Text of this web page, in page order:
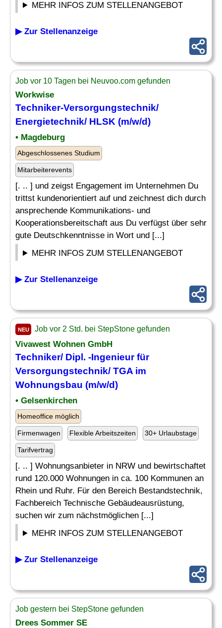
MEHR INFOS ZUM STELLENANGEBOT
▶ Zur Stellenanzeige
Job vor 10 Tagen bei Neuvoo.com gefunden
Workwise
Techniker-Versorgungstechnik/
Energietechnik/ HLSK (m/w/d)
• Magdeburg
Abgeschlossenes Studium
Mitarbeiterevents
[. .. ] und zeigst Engagement im Unternehmen Du
trittst kundenorientiert auf und zeichnest dich durch
ansprechende Kommunikations- und
Kooperationsbereitschaft aus Du verfügst über sehr
gute Deutschkenntnisse in Wort und [...]
MEHR INFOS ZUM STELLENANGEBOT
▶ Zur Stellenanzeige
NEU Job vor 2 Std. bei StepStone gefunden
Vivawest Wohnen GmbH
Techniker/ Dipl. -Ingenieur für
Versorgungstechnik/ TGA im
Wohnungsbau (m/w/d)
• Gelsenkirchen
Homeoffice möglich
Firmenwagen Flexible Arbeitszeiten 30+ Urlaubstage
Tarifvertrag
[. .. ] Wohnungsanbieter in NRW und bewirtschaftet
rund 120.000 Wohnungen in ca. 100 Kommunen an
Rhein und Ruhr. Für den Bereich Bestandstechnik,
Fachbereich Technische Gebäudeausrüstung,
suchen wir zum nächstmöglichen [...]
MEHR INFOS ZUM STELLENANGEBOT
▶ Zur Stellenanzeige
Job gestern bei StepStone gefunden
Drees Sommer SE